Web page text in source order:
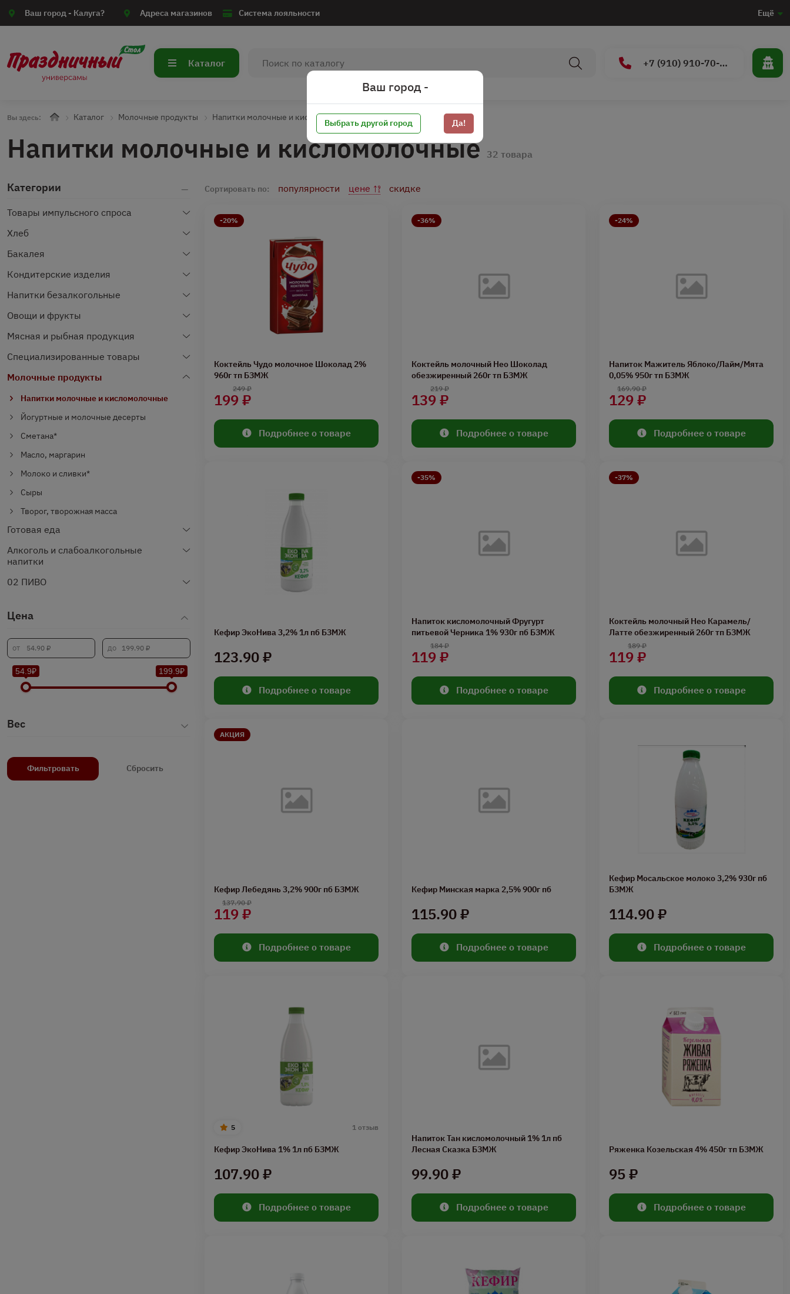
Ваш город - Калуга? Адреса магазинов Система лояльности Ещё
Каталог +7 (910) 910-70-15
Вы здесь: Каталог Молочные продукты Напитки молочные и кисломолочные
Напитки молочные и кисломолочные 32 товара
Категории
Товары импульсного спроса
Хлеб
Бакалея
Кондитерские изделия
Напитки безалкогольные
Овощи и фрукты
Мясная и рыбная продукция
Специализированные товары
Молочные продукты
Напитки молочные и кисломолочные
Йогуртные и молочные десерты
Сметана*
Масло, маргарин
Молоко и сливки*
Сыры
Творог, творожная масса
Готовая еда
Алкоголь и слабоалкогольные
напитки
02 ПИВО
Цена
54.9₽ 199.9₽
Вес
Фильтровать Сбросить
Сортировать по: популярности цене скидке
-20%
Коктейль Чудо молочное Шоколад 2%
960г тп БЗМЖ
199 ₽
249 ₽
Подробнее о товаре
-36%
Коктейль молочный Нео Шоколад
обезжиренный 260г тп БЗМЖ
139 ₽
219 ₽
Подробнее о товаре
-24%
Напиток Мажитель Яблоко/Лайм/Мята
0,05% 950г тп БЗМЖ
129 ₽
169.90 ₽
Подробнее о товаре
Кефир ЭкоНива 3,2% 1л пб БЗМЖ
123.90 ₽
Подробнее о товаре
-35%
Напиток кисломолочный Фругурт
питьевой Черника 1% 930г пб БЗМЖ
119 ₽
184 ₽
Подробнее о товаре
-37%
Коктейль молочный Нео Карамель/
Латте обезжиренный 260г тп БЗМЖ
119 ₽
189 ₽
Подробнее о товаре
АКЦИЯ
Кефир Лебедянь 3,2% 900г пб БЗМЖ
119 ₽
137.90 ₽
Подробнее о товаре
Кефир Минская марка 2,5% 900г пб
115.90 ₽
Подробнее о товаре
Кефир Мосальское молоко 3,2% 930г пб
БЗМЖ
114.90 ₽
Подробнее о товаре
5 1 отзыв
Кефир ЭкоНива 1% 1л пб БЗМЖ
107.90 ₽
Подробнее о товаре
Напиток Тан кисломолочный 1% 1л пб
Лесная Сказка БЗМЖ
99.90 ₽
Подробнее о товаре
Ряженка Козельская 4% 450г тп БЗМЖ
95 ₽
Подробнее о товаре
Ваш город -
Выбрать другой город Да!